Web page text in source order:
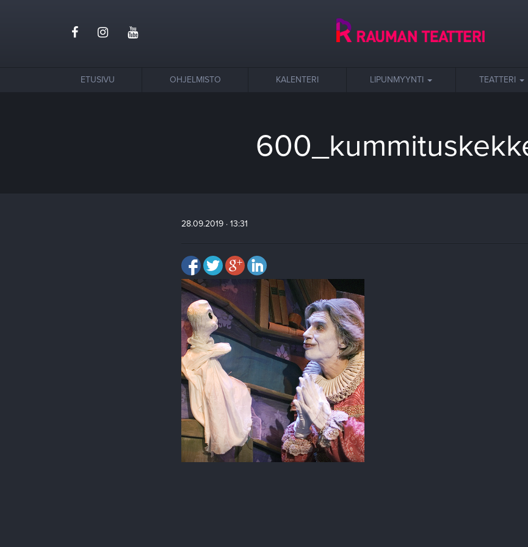
ETUSIVU OHJELMISTO KALENTERI LIPUNMYYNTI TEATTERI
28.09.2019 · 13:31